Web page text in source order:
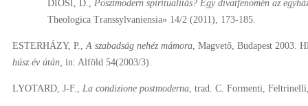
DIÓSI, D., Posztmodern spiritualitás? Egy divatfenomén az
Theologica Transsylvaniensia» 14/2 (2011), 173-185.
ESTERHÁZY, P., A szabadság nehéz mámora, Magvető, Budapest 2003.
húsz év útán, in: Alföld 54(2003/3).
LYOTARD, J-F., La condizione postmoderna, trad. C. Formenti,